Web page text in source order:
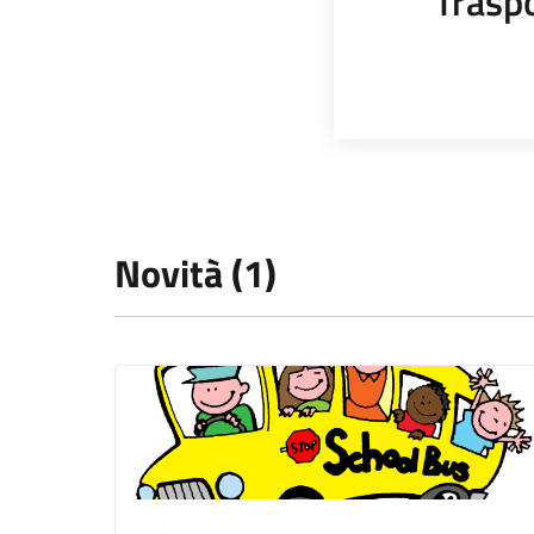
Novità (1)